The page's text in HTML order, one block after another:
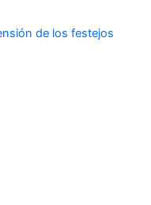
de los festejos